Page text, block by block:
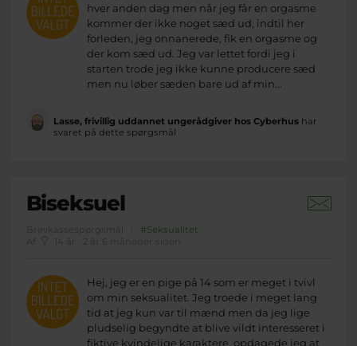
hver anden dag men når jeg får en orgasme
kommer der ikke noget sæd ud, indtil her
forleden, jeg onnanerede, fik en orgasme og
der kom sæd ud. Jeg var lettet fordi jeg i
starten trode jeg ikke kunne producere sæd
men nu løber sæden bare ud af min...
Lasse, frivillig uddannet ungerådgiver hos Cyberhushar
svaret på dette spørgsmål
Biseksuel
Brevkassespørgsmål
#Seksualitet
Af
14 år · 2 år 6 måneder siden
Hej, jeg er en pige på 14 som er meget i tvivl
om min seksualitet. Jeg troede i meget lang
tid at jeg kun var til mænd men da jeg lige
pludselig begyndte at blive vildt interesseret i
fiktive kvindelige karaktere, opdagede jeg at